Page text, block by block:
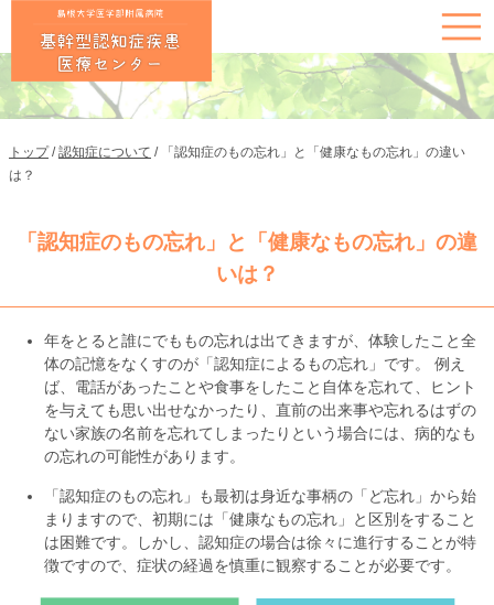
このページの本文へ
現
在
置：
トップ/認知症について /
「認知症のもの忘れ」と「健康なもの忘れ」の違い
は？
「認知症のもの忘れ」と「健康なもの忘れ」の違
いは？
年をとると誰にでももの忘れは出てきますが、体験したこと全
体の記憶をなくすのが「認知症によるもの忘れ」です。 例え
ば、電話があったことや食事をしたこと自体を忘れて、ヒント
を与えても思い出せなかったり、直前の出来事や忘れるはずの
ない家族の名前を忘れてしまったりという場合には、病的なも
の忘れの可能性があります。
「認知症のもの忘れ」も最初は身近な事柄の「ど忘れ」から始
まりますので、初期には「健康なもの忘れ」と区別をすること
は困難です。しかし、認知症の場合は徐々に進行することが特
徴ですので、症状の経過を慎重に観察することが必要です。